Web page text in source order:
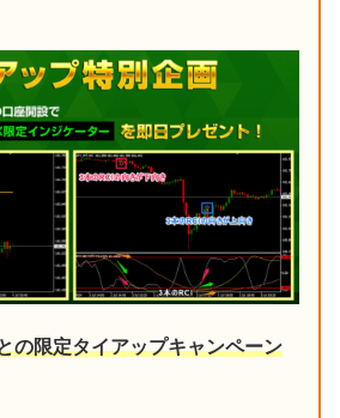
の限定タイアップキャンペーン